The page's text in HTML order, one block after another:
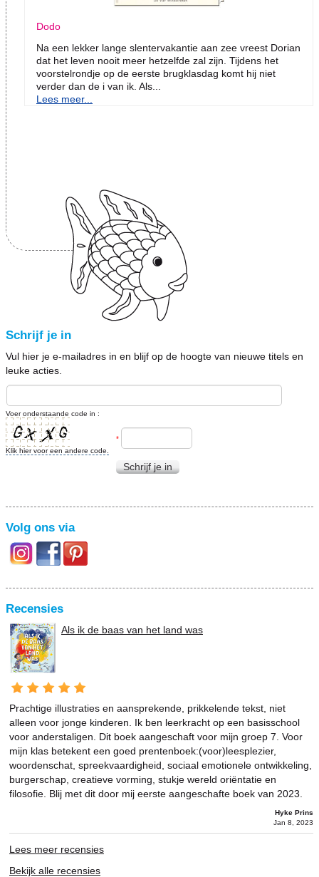
Dodo
Na een lekker lange slentervakantie aan zee vreest Dorian
dat het leven nooit meer hetzelfde zal zijn. Tijdens het
voorstelrondje op de eerste brugklasdag komt hij niet
verder dan de i van ik. Als...
Lees meer...
Schrijf je in
Vul hier je e-mailadres in en blijf op de hoogte van nieuwe titels en
leuke acties.
Voer onderstaande code in :
Klik hier voor een andere code.
*
Schrijf je in
Volg ons via
Recensies
Als ik de baas van het land was
Prachtige illustraties en aansprekende, prikkelende tekst, niet
alleen voor jonge kinderen. Ik ben leerkracht op een basisschool
voor anderstaligen. Dit boek aangeschaft voor mijn groep 7. Voor
mijn klas betekent een goed prentenboek:(voor)leesplezier,
woordenschat, spreekvaardigheid, sociaal emotionele ontwikkeling,
burgerschap, creatieve vorming, stukje wereld oriëntatie en
filosofie. Blij met dit door mij eerste aangeschafte boek van 2023.
Hyke Prins
Jan 8, 2023
Lees meer recensies
Bekijk alle recensies